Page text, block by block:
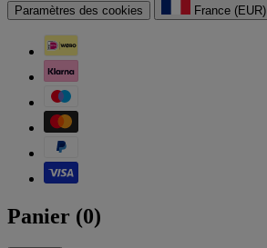
Paramètres des cookies France (EUR)
Panier (0)